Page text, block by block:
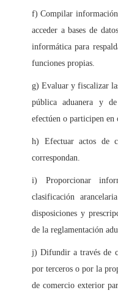
f) Compilar información
acceder a bases de
informática para
funciones propias.
g) Evaluar y fiscalizar
pública aduanera y
efectúen o participen en
h) Efectuar actos de
correspondan.
i) Proporcionar
clasificación
disposiciones y
de la reglamentación
j) Difundir a través de
por terceros o por la
de comercio exterior